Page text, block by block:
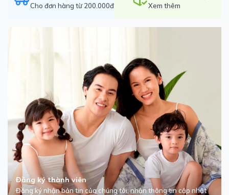
HƯỚNG DẪN BẢO QUẢN
Cho đơn hàng từ 200.000đ Xem thêm
Đăng ký thành viên
Đăng ký nhận bản tin của chúng tôi, nhận thông tin cập nhật